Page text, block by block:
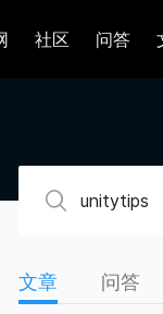
社区 问答
文章 问答